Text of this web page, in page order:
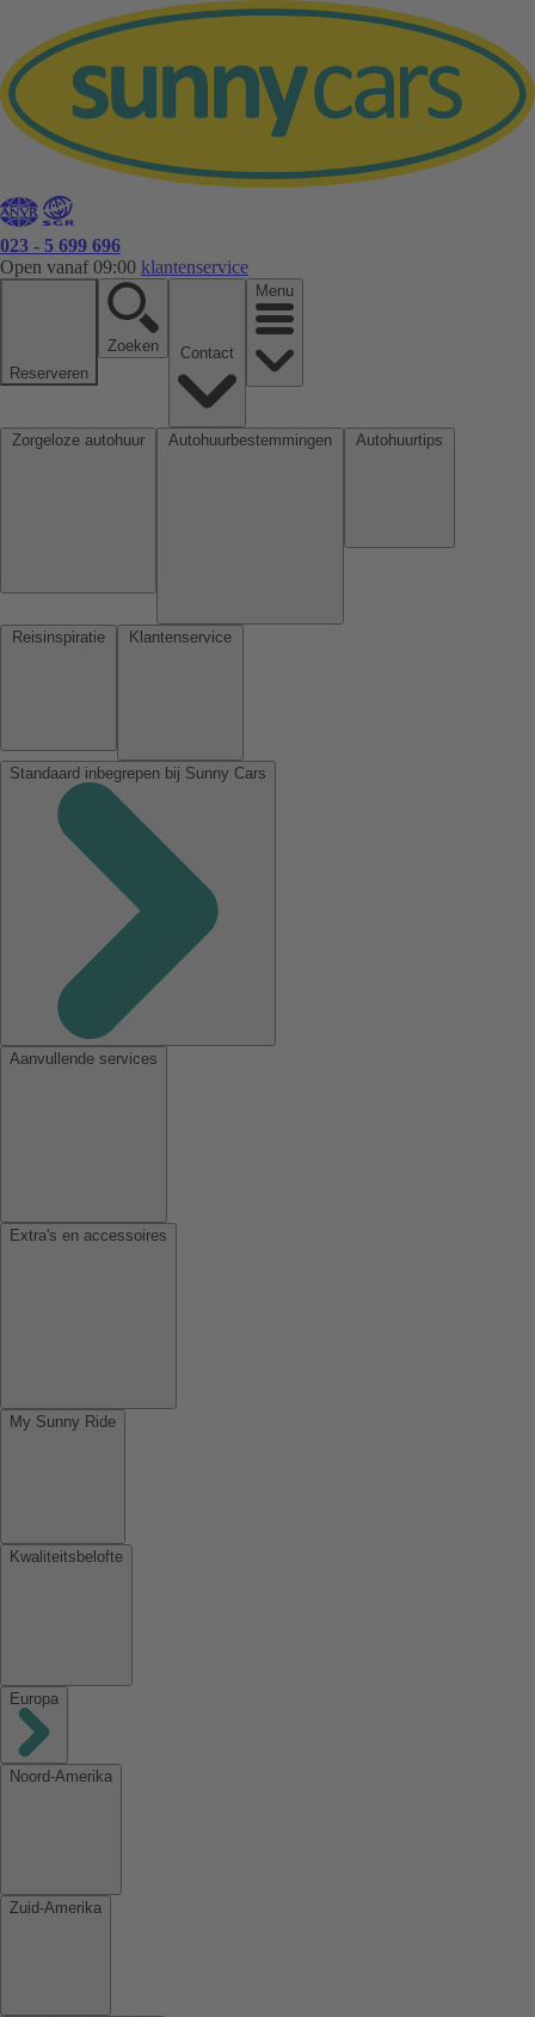
023 - 5 699 696
Open vanaf 09:00 klantenservice
Reserveren
Zoeken
Menu
Standaard inbegrepen bij Sunny Cars
Aanvullende services
Extra's en accessoires
My Sunny Ride
Kwaliteitsbelofte
Europa
Noord-Amerika
Zuid-Amerika